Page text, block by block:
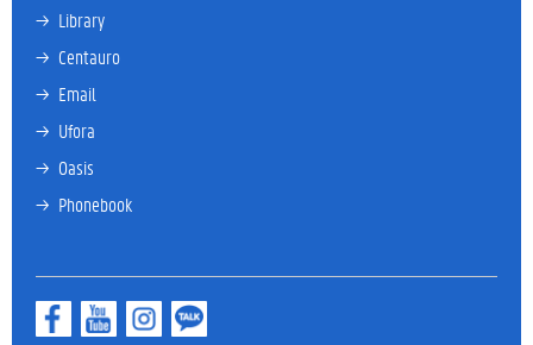
→ Library
→ Centauro
→ Email
→ Ufora
→ Oasis
→ Phonebook